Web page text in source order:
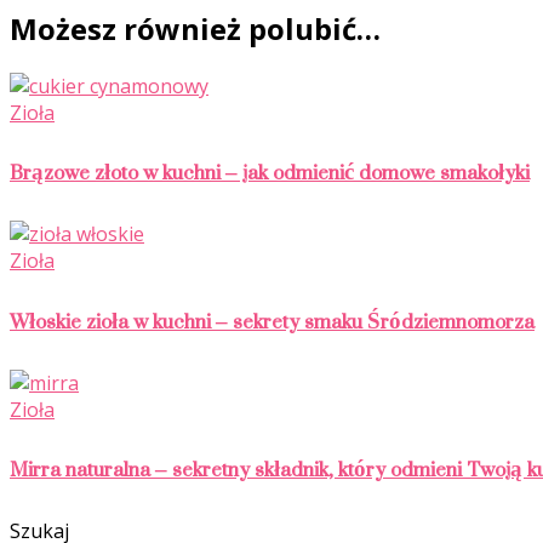
Możesz również polubić…
Zioła
Brązowe złoto w kuchni – jak odmienić domowe smakołyki
Zioła
Włoskie zioła w kuchni – sekrety smaku Śródziemnomorza
Zioła
Mirra naturalna – sekretny składnik, który odmieni Twoją
Szukaj